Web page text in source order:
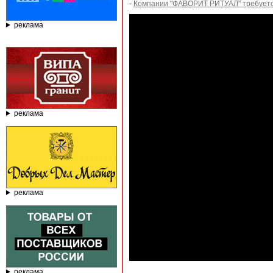
реклама
реклама
реклама
- Компании "ФАВОРИТ РИТУАЛ"